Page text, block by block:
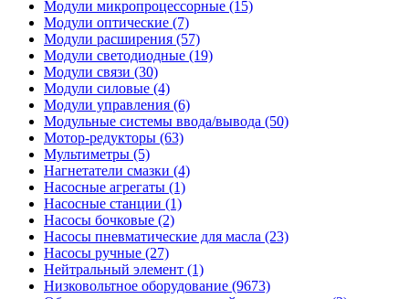
Модули микропроцессорные (15)
Модули оптические (7)
Модули расширения (57)
Модули светодиодные (19)
Модули связи (30)
Модули силовые (4)
Модули управления (6)
Модульные системы ввода/вывода (50)
Мотор-редукторы (63)
Мультиметры (5)
Нагнетатели смазки (4)
Насосные агрегаты (1)
Насосные станции (1)
Насосы бочковые (2)
Насосы пневматические для масла (23)
Насосы ручные (27)
Нейтральный элемент (1)
Низковольтное оборудование (9673)